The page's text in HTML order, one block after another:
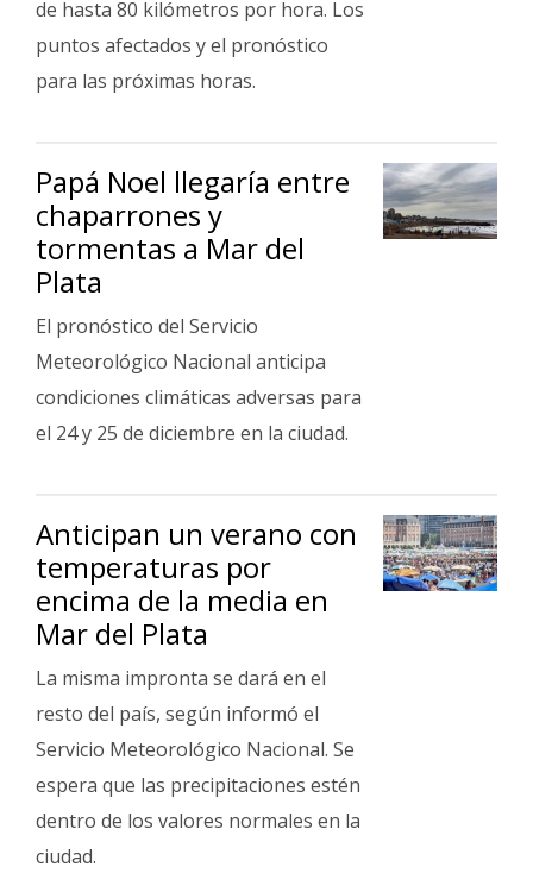
de hasta 80 kilómetros por hora. Los
puntos afectados y el pronóstico
para las próximas horas.
Papá Noel llegaría entre
chaparrones y
tormentas a Mar del
Plata
El pronóstico del Servicio
Meteorológico Nacional anticipa
condiciones climáticas adversas para
el 24 y 25 de diciembre en la ciudad.
Anticipan un verano con
temperaturas por
encima de la media en
Mar del Plata
La misma impronta se dará en el
resto del país, según informó el
Servicio Meteorológico Nacional. Se
espera que las precipitaciones estén
dentro de los valores normales en la
ciudad.